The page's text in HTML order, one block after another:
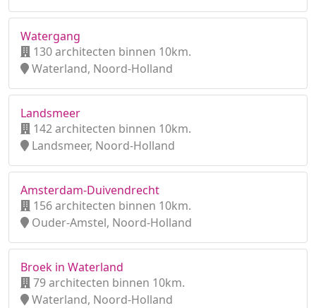
Watergang
130 architecten binnen 10km.
Waterland, Noord-Holland
Landsmeer
142 architecten binnen 10km.
Landsmeer, Noord-Holland
Amsterdam-Duivendrecht
156 architecten binnen 10km.
Ouder-Amstel, Noord-Holland
Broek in Waterland
79 architecten binnen 10km.
Waterland, Noord-Holland